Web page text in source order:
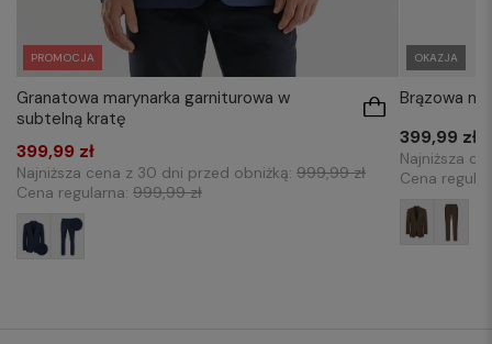
PROMOCJA
Granatowa marynarka garniturowa w
subtelną kratę
399,99 zł
Najniższa cena z 30 dni przed obniżką: 999,99 zł
Cena regularna: 999,99 zł
OKAZJA
Brązowa
399,99 zł
Najniższa
Cena